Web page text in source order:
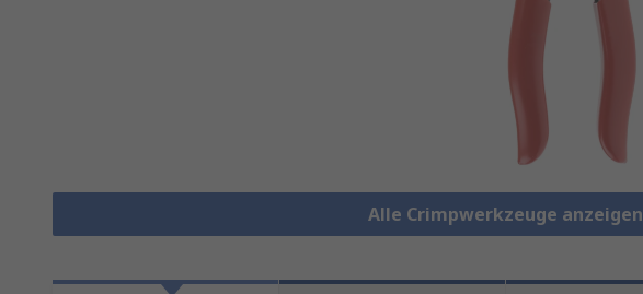
Alle Crimpwerkzeuge anzeigen